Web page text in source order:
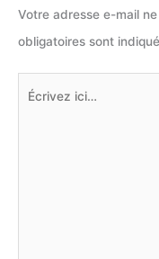
Votre adresse e-mail
obligatoires sont